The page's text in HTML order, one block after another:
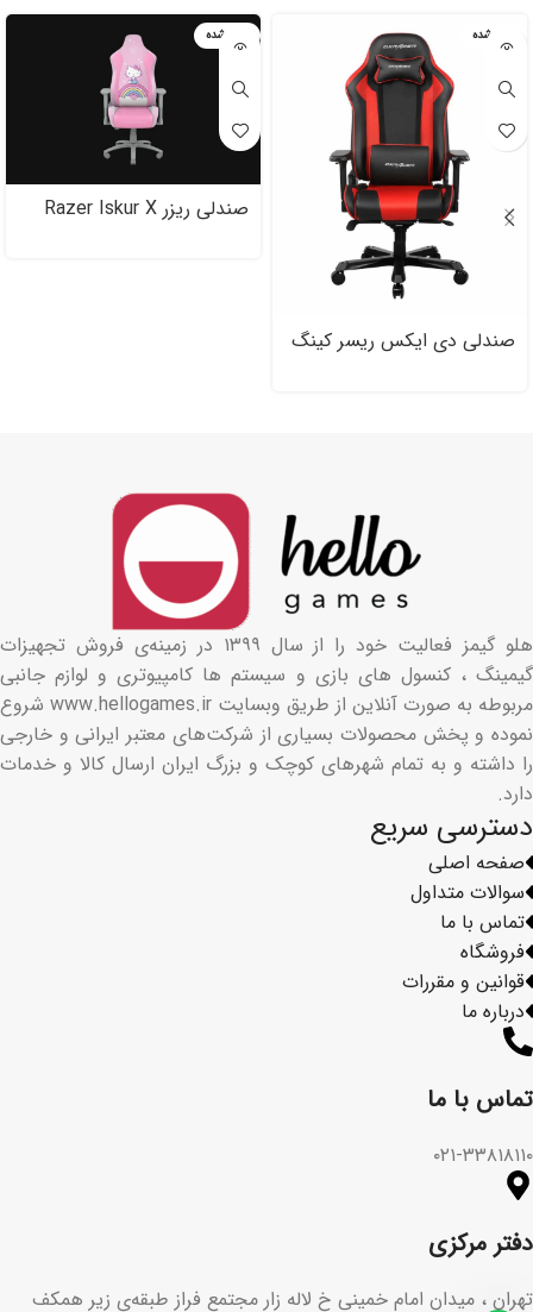
تمام شده
صندلی دی ایکس ریسر کینگ
تمام شده
صندلی ریزر Razer Iskur X
تماس با ما​
۰۲۱-۳۳۸۱۸۱۱۰
دفتر مرکزی
تهران ، میدان امام خمینی خ لاله زار مجتمع فراز طبقه‌ی زیر همکف
فروشگاه
قوانین و مقررات
درباره ما
دسترسی سریع
صفحه اصلی
سوالات متداول
تماس با ما
هلو گیمز فعالیت خود را از سال ۱۳۹۹ در زمینه‌ی فروش تجهیزات
گیمینگ ، کنسول های بازی و سیستم ها کامپیوتری و لوازم جانبی
مربوطه به صورت آنلاین از طریق وبسایت www.hellogames.ir شروع
نموده و پخش محصولات بسیاری از شرکت‌های معتبر ایرانی و خارجی
را داشته و به تمام شهرهای کوچک و بزرگ ایران ارسال کالا و خدمات
دارد.